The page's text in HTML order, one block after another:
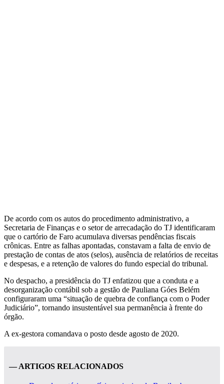
De acordo com os autos do procedimento administrativo, a
Secretaria de Finanças e o setor de arrecadação do TJ identificaram
que o cartório de Faro acumulava diversas pendências fiscais
crônicas. Entre as falhas apontadas, constavam a falta de envio de
prestação de contas de atos (selos), ausência de relatórios de receitas
e despesas, e a retenção de valores do fundo especial do tribunal.
No despacho, a presidência do TJ enfatizou que a conduta e a
desorganização contábil sob a gestão de Pauliana Góes Belém
configuraram uma “situação de quebra de confiança com o Poder
Judiciário”, tornando insustentável sua permanência à frente do
órgão.
A ex-gestora comandava o posto desde agosto de 2020.
— ARTIGOS RELACIONADOS